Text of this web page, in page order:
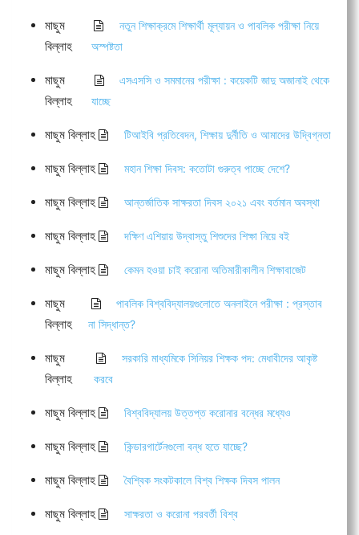
মাছুম
বিল্লাহ
নতুন শিক্ষাক্রমে শিক্ষার্থী মূল্যায়ন ও পাবলিক পরীক্ষা নিয়ে
অস্পষ্টতা
মাছুম
বিল্লাহ
এসএসসি ও সমমানের পরীক্ষা : কয়েকটি জাদু অজানাই থেকে
যাচ্ছে
মাছুম বিল্লাহ টিআইবি প্রতিবেদন, শিক্ষায় দুর্নীতি ও আমাদের উদ্বিগ্নতা
মাছুম বিল্লাহ মহান শিক্ষা দিবস: কতোটা গুরুত্ব পাচ্ছে দেশে?
মাছুম বিল্লাহ আন্তর্জাতিক সাক্ষরতা দিবস ২০২১ এবং বর্তমান অবস্থা
মাছুম বিল্লাহ দক্ষিণ এশিয়ায় উদ্বাস্তু শিশুদের শিক্ষা নিয়ে বই
মাছুম বিল্লাহ কেমন হওয়া চাই করোনা অতিমারীকালীন শিক্ষাবাজেট
মাছুম
বিল্লাহ
পাবলিক বিশ্ববিদ্যালয়গুলোতে অনলাইনে পরীক্ষা : প্রস্তাব
না সিদ্ধান্ত?
মাছুম
বিল্লাহ
সরকারি মাধ্যমিকে সিনিয়র শিক্ষক পদ: মেধাবীদের আকৃষ্ট
করবে
মাছুম বিল্লাহ বিশ্ববিদ্যালয় উত্তপ্ত করোনার বন্ধের মধ্যেও
মাছুম বিল্লাহ কিন্ডারগার্টেনগুলো বন্ধ হতে যাচ্ছে?
মাছুম বিল্লাহ বৈশ্বিক সংকটকালে বিশ্ব শিক্ষক দিবস পালন
মাছুম বিল্লাহ সাক্ষরতা ও করোনা পরবর্তী বিশ্ব